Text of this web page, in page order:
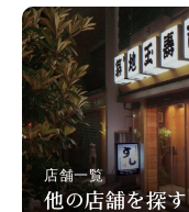
店舗一覧
他の店舗を探す